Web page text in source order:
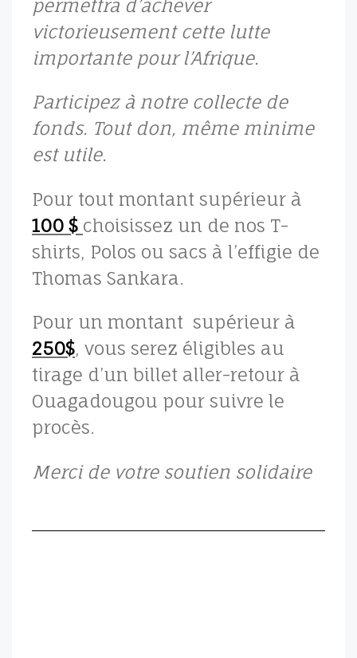
permettra d’achever
victorieusement cette lutte
importante pour l’Afrique.
Participez à notre collecte de
fonds. Tout don, même minime
est utile.
Pour tout montant supérieur à
100 $ choisissez un de nos T-
shirts, Polos ou sacs à l’effigie de
Thomas Sankara.
Pour un montant supérieur à
250$, vous serez éligibles au
tirage d’un billet aller-retour à
Ouagadougou pour suivre le
procès.
Merci de votre soutien solidaire